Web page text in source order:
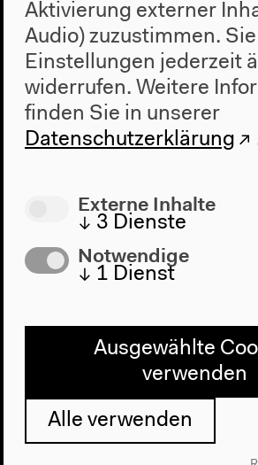
Vorherige Veranstaltung
Clashing
Die
Zeiten
Nächste
Exchange on
Life of the
Aktivierung externer
Audio) zuzustimmen.
Einstellungen jederzeit
widerrufen. Weitere
finden Sie in unserer
Datenschutzerklärung
Externe Inhalte
↓ 3 Dienste
Notwendige
↓ 1 Dienst
Ausgewählte
verwenden
Alle verwenden